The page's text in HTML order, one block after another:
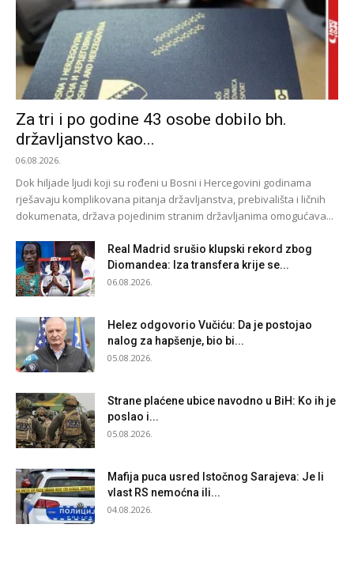
Za tri i po godine 43 osobe dobilo bh.
državljanstvo kao...
06.08.2026.
Dok hiljade ljudi koji su rođeni u Bosni i Hercegovini godinama
rješavaju komplikovana pitanja državljanstva, prebivališta i ličnih
dokumenata, država pojedinim stranim državljanima omogućava...
Real Madrid srušio klupski rekord zbog
Diomandea: Iza transfera krije se...
06.08.2026.
Helez odgovorio Vučiću: Da je postojao
nalog za hapšenje, bio bi...
05.08.2026.
Strane plaćene ubice navodno u BiH: Ko ih je
poslao i...
05.08.2026.
Mafija puca usred Istočnog Sarajeva: Je li
vlast RS nemoćna ili...
04.08.2026.